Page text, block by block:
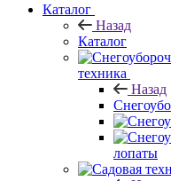
Каталог
Назад
Каталог
техника
Назад
лопаты